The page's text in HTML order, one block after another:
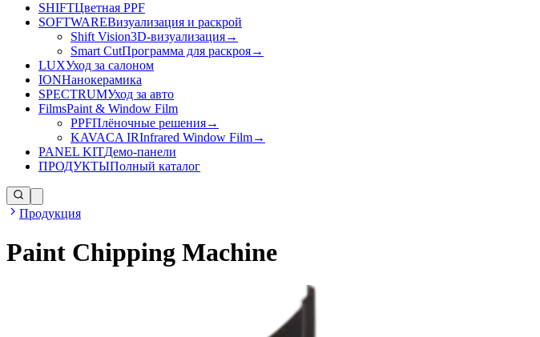
SHIFTЦветная PPF
SOFTWAREВизуализация и раскрой
Shift Vision3D-визуализация→
Smart CutПрограмма для раскроя→
LUXУход за салоном
IONНанокерамика
SPECTRUMУход за авто
FilmsPaint & Window Film
PPFПлёночные решения→
KAVACA IRInfrared Window Film→
PANEL KITДемо-панели
ПРОДУКТЫПолный каталог
Продукция
Paint Chipping Machine